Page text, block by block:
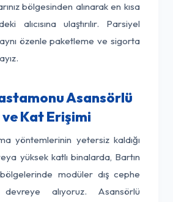
bölgesinden alınarak en kısa
alıcısına ulaştırılır. Parsiyel
aynı özenle paketleme ve sigorta
Asansörlü
Kat Erişimi
yöntemlerinin yetersiz kaldığı
yüksek katlı binalarda, Bartın
modüler dış cephe
devreye alıyoruz. Asansörlü